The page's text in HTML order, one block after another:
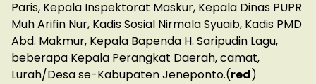
Paris, Kepala Inspektorat Maskur, Kepala Dinas PUPR
Muh Arifin Nur, Kadis Sosial Nirmala Syuaib, Kadis PMD
Abd. Makmur, Kepala Bapenda H. Saripudin Lagu,
beberapa Kepala Perangkat Daerah, camat,
Lurah/Desa se-Kabupaten Jeneponto.(red)